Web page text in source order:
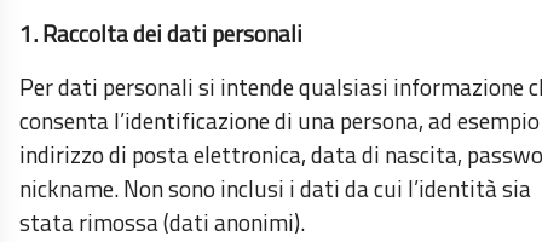
1. Raccolta dei dati personali
Per dati personali si intende qualsiasi informazione
consenta l’identificazione di una persona, ad esempio
indirizzo di posta elettronica, data di nascita,
nickname. Non sono inclusi i dati da cui l’identità sia
stata rimossa (dati anonimi).